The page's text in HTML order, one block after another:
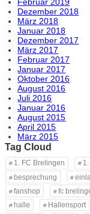
Februar 2019
Dezember 2018
März 2018
Januar 2018
Dezember 2017
März 2017
Februar 2017
Januar 2017
Oktober 2016
August 2016
Juli 2016
Januar 2016
August 2015
April 2015
März 2015
Tag Cloud
1. FC Brelingen
besprechung
fanshop
fc
halle
Hallensport